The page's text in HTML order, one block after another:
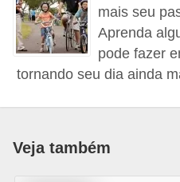
mais seu
Aprenda
pode fazer
tornando seu dia ainda
Veja também
í
s
c
a
B